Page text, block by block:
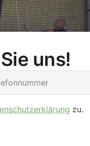
Sie uns!
zu.